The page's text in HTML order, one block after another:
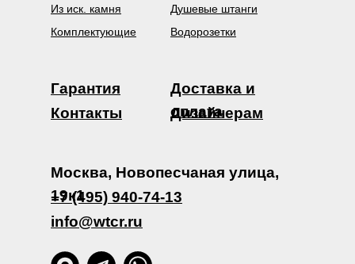
Из иск. камня
Комплектующие
Дизайнерам
Доставка и
оплата
Гарантия
Контакты
Москва, Новопесчаная улица,
19к1
info@wtcr.ru
+7 (495) 940-74-13
Душевые штанги
Водорозетки